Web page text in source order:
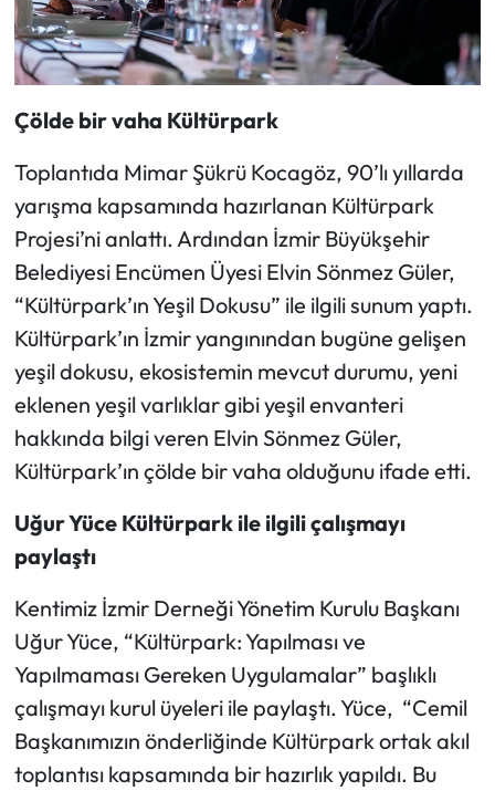
Çölde bir vaha Kültürpark
Toplantıda Mimar Şükrü Kocagöz, 90’lı yıllarda
yarışma kapsamında hazırlanan Kültürpark
Projesi’ni anlattı. Ardından İzmir Büyükşehir
Belediyesi Encümen Üyesi Elvin Sönmez Güler,
“Kültürpark’ın Yeşil Dokusu” ile ilgili sunum yaptı.
Kültürpark’ın İzmir yangınından bugüne gelişen
yeşil dokusu, ekosistemin mevcut durumu, yeni
eklenen yeşil varlıklar gibi yeşil envanteri
hakkında bilgi veren Elvin Sönmez Güler,
Kültürpark’ın çölde bir vaha olduğunu ifade etti.
Uğur Yüce Kültürpark ile ilgili çalışmayı
paylaştı
Kentimiz İzmir Derneği Yönetim Kurulu Başkanı
Uğur Yüce, “Kültürpark: Yapılması ve
Yapılmaması Gereken Uygulamalar” başlıklı
çalışmayı kurul üyeleri ile paylaştı. Yüce, “Cemil
Başkanımızın önderliğinde Kültürpark ortak akıl
toplantısı kapsamında bir hazırlık yapıldı. Bu